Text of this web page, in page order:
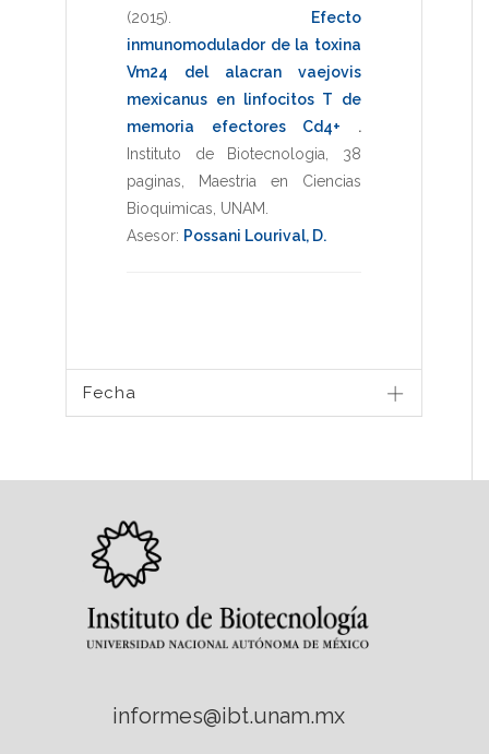
(2015)
Efecto
inmunomodulador de la toxina
Vm24 del alacran vaejovis
mexicanus en linfocitos T de
memoria efectores Cd4+ .
Instituto de Biotecnologia
38
paginas
Maestria en Ciencias
Bioquimicas UNAM
Asesor: Possani Lourival, D.
Fecha
informes@ibt.unam.mx